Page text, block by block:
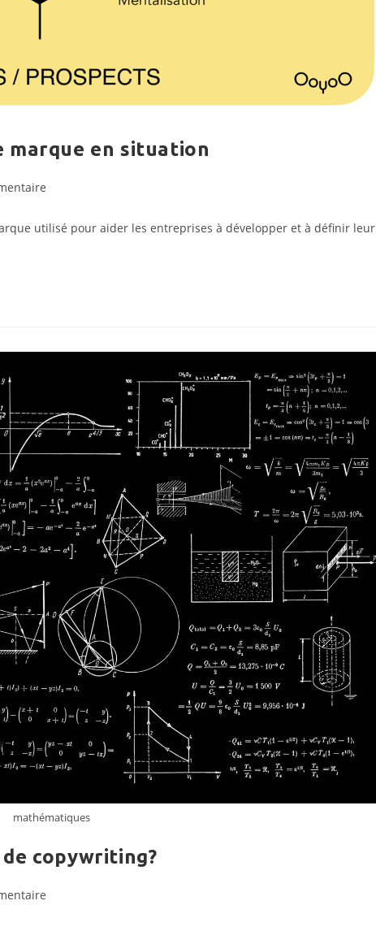
marque en situation
:
utilisé pour aider les entreprises à développer et à définir leur
mathématiques
de copywriting?